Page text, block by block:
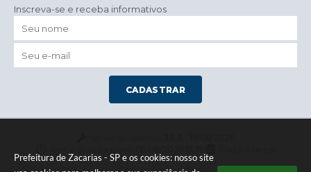
Prefeitura de Zacarias - SP e os cookies: nosso site
Inscreva-se e receba informativos
CADASTRAR